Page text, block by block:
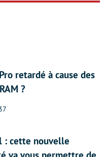
retardé à cause des
?
: cette nouvelle